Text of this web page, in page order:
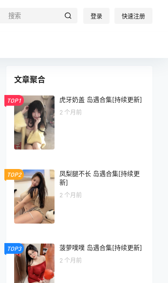
登录 快速注册
文章聚合
TOP1 虎牙奶盖 岛遇合集[持续更新]
2 个月前
TOP2
凤梨腿不长 岛遇合集[持续更
新]
2 个月前
TOP3 菠萝噗噗 岛遇合集[持续更新]
2 个月前